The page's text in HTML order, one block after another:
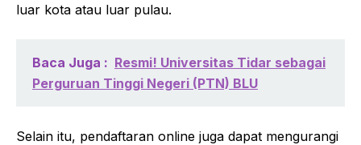
luar kota atau luar pulau.
Baca Juga : Resmi! Universitas Tidar sebagai
Perguruan Tinggi Negeri (PTN) BLU
Selain itu, pendaftaran online juga dapat mengurangi